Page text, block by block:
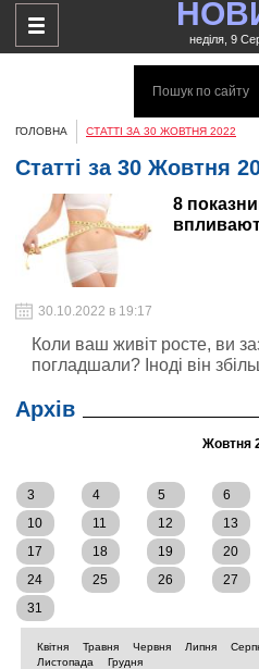
неділя, 9
ГОЛОВНА СТАТТІ ЗА 30 ЖОВТНЯ 2022
Статті за 30 Жовтня
8
30.10.2022 в 19:17
Коли ваш живіт росте, ви
погладшали? Іноді він
Архів
Жовтня
3
4 5 6
10
11 12 13
17
18 19 20
24
25 26 27
31
Квітня Травня Червня Липня
Листопада
Грудня